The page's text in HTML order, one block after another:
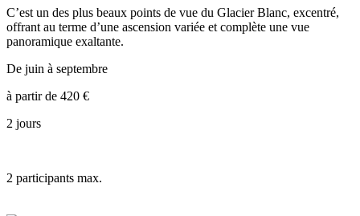
C’est un des plus beaux points de vue du Glacier Blanc, excentré,
offrant au terme d’une ascension variée et complète une vue
panoramique exaltante.
De juin à septembre
à partir de 420 €
2 jours
2 participants max.